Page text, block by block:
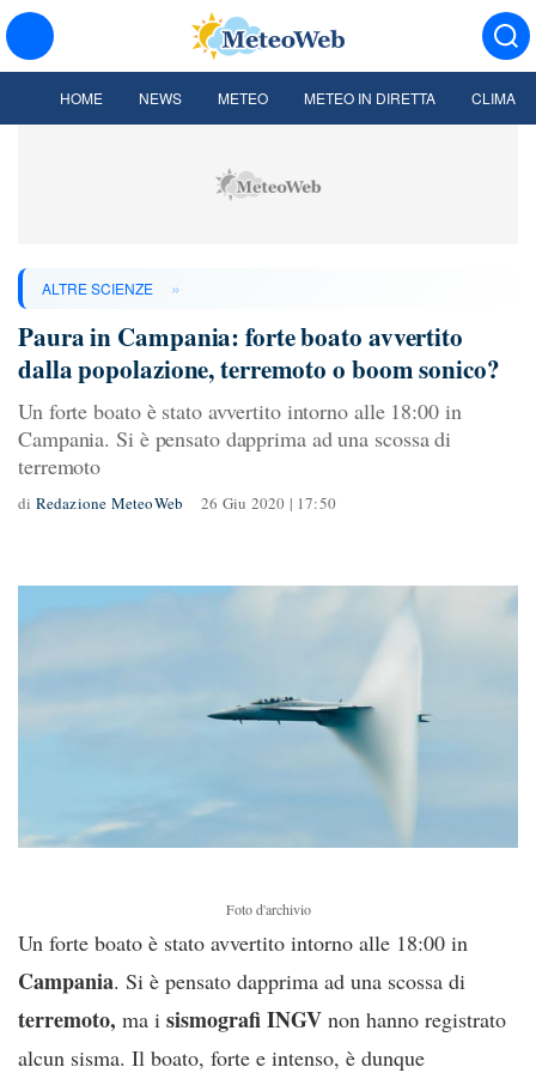
HOME NEWS METEO METEO IN DIRETTA CLIMA
ALTRE SCIENZE »
Paura in Campania: forte boato avvertito
dalla popolazione, terremoto o boom sonico?
Un forte boato è stato avvertito intorno alle 18:00 in
Campania. Si è pensato dapprima ad una scossa di
terremoto
di Redazione MeteoWeb 26 Giu 2020 | 17:50
Foto d'archivio
Un forte boato è stato avvertito intorno alle 18:00 in
Campania. Si è pensato dapprima ad una scossa di
terremoto, ma i sismografi INGV non hanno registrato
alcun sisma. Il boato, forte e intenso, è dunque